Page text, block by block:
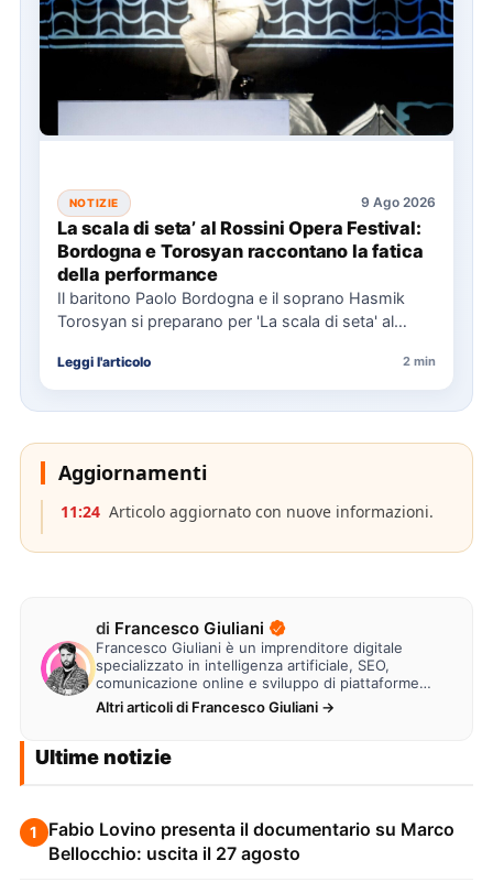
NOTIZIE 9 Ago 2026
La scala di seta’ al Rossini Opera Festival:
Bordogna e Torosyan raccontano la fatica
della performance
Il baritono Paolo Bordogna e il soprano Hasmik
Torosyan si preparano per 'La scala di seta' al
Leggi l'articolo 2 min
Aggiornamenti
11:24 Articolo aggiornato con nuove informazioni.
di Francesco Giuliani
Francesco Giuliani è un imprenditore digitale
specializzato in intelligenza artificiale, SEO,
comunicazione online e sviluppo di piattaforme
web. Lavora alla creazione di…
Altri articoli di Francesco Giuliani →
Ultime notizie
1
Fabio Lovino presenta il documentario su Marco
Bellocchio: uscita il 27 agosto